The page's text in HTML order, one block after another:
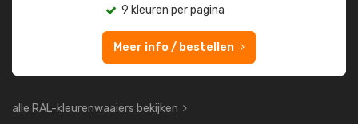
9 kleuren per pagina
Meer info / bestellen
alle RAL-kleurenwaaiers bekijken